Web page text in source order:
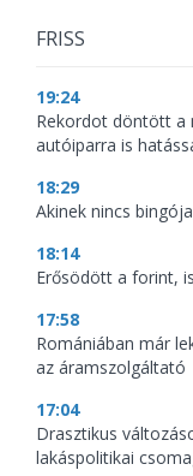
FRISS
19:24
Rekordot döntött a
autóiparra is
18:29
Akinek nincs
18:14
Erősödött a forint,
17:58
Romániában már
az áramszolgáltató
17:04
Drasztikus
lakáspolitikai